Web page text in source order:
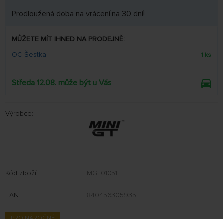
Prodloužená doba na vrácení na 30 dní!
MŮŽETE MÍT IHNED NA PRODEJNĚ:
OC Šestka
1 ks
Středa 12.08. může být u Vás
Výrobce:
Kód zboží: MGT01051
EAN: 840456305935
PRO NÁROČNÉ